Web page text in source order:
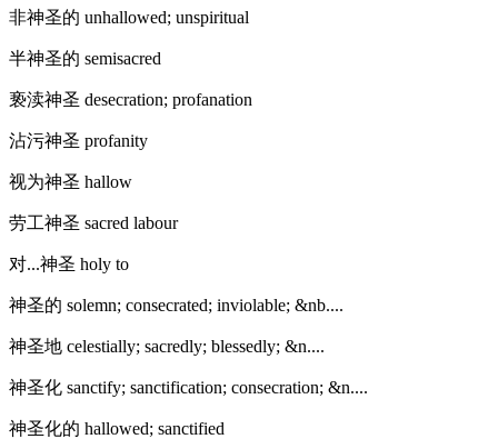
非神圣的 unhallowed; unspiritual
半神圣的 semisacred
亵渎神圣 desecration; profanation
沾污神圣 profanity
视为神圣 hallow
劳工神圣 sacred labour
对...神圣 holy to
神圣的 solemn; consecrated; inviolable; &nb....
神圣地 celestially; sacredly; blessedly; &n....
神圣化 sanctify; sanctification; consecration; &n....
神圣化的 hallowed; sanctified